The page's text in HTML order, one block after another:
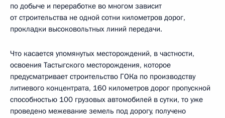
по добыче и переработке во многом зависит
от строительства не одной сотни километров дорог,
прокладки высоковольтных линий передачи.
Что касается упомянутых месторождений, в частности,
освоения Тастыгского месторождения, которое
предусматривает строительство ГОКа по производству
литиевого концентрата, 160 километров дорог пропускной
способностью 100 грузовых автомобилей в сутки, то уже
проведено межевание земель под дорогу, получено